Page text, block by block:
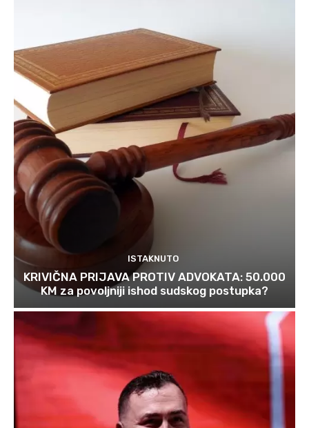
ISTAKNUTO
KRIVIČNA PRIJAVA PROTIV ADVOKATA: 50.000
KM za povoljniji ishod sudskog postupka?